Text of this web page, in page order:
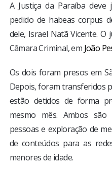
ESPORTES
ENTRETENIMENTO
TV LPB
FOTOS
COLUNISTAS
A Justiça da Paraíba
pedido de habeas corpus
dele, Israel Natã Vicente. O
Câmara Criminal, em João
Os dois foram presos em
Depois, foram transferidos
estão detidos de forma
mesmo mês. Ambos
pessoas e exploração de
de conteúdos para as
menores de idade.